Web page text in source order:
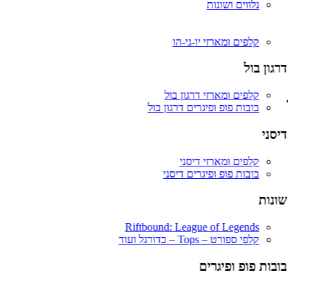
קלפים ומארזי יו-גי-הו
דרגון בול
קלפים ומארזי דרגון בול
בובות פופ ופיגרים דרגון בול
דיסני
קלפים ומארזי דיסני
בובות פופ ופיגרים דיסני
שונות
Riftbound: League of Legends
קלפי ספורט – Tops – כדורגל ועוד
בובות פופ ופיגרים
נלווים ושונות
Riftbound: League of Legends
בוסטר בוקס / דיספליים – Booster Box’s
בוסטרים מארזים וקלפי אספנות וואן פיס.
מגנים אקרילים, פרוטקטורים וסליבים
בובות פופ ופיגרים – Funko Pop & Figures
כל הפיגרים שלנו – ALL FIGURES
אנימה – ANIME (לחץ כאן לצפיית כל המוצרים)
דרגון בול – Dragon Ball Z
בארוטו – BARUTO
אוותר – Avatar
יו גי הו – Yu Gi Oh
דימון סלייר – Demon Slayer